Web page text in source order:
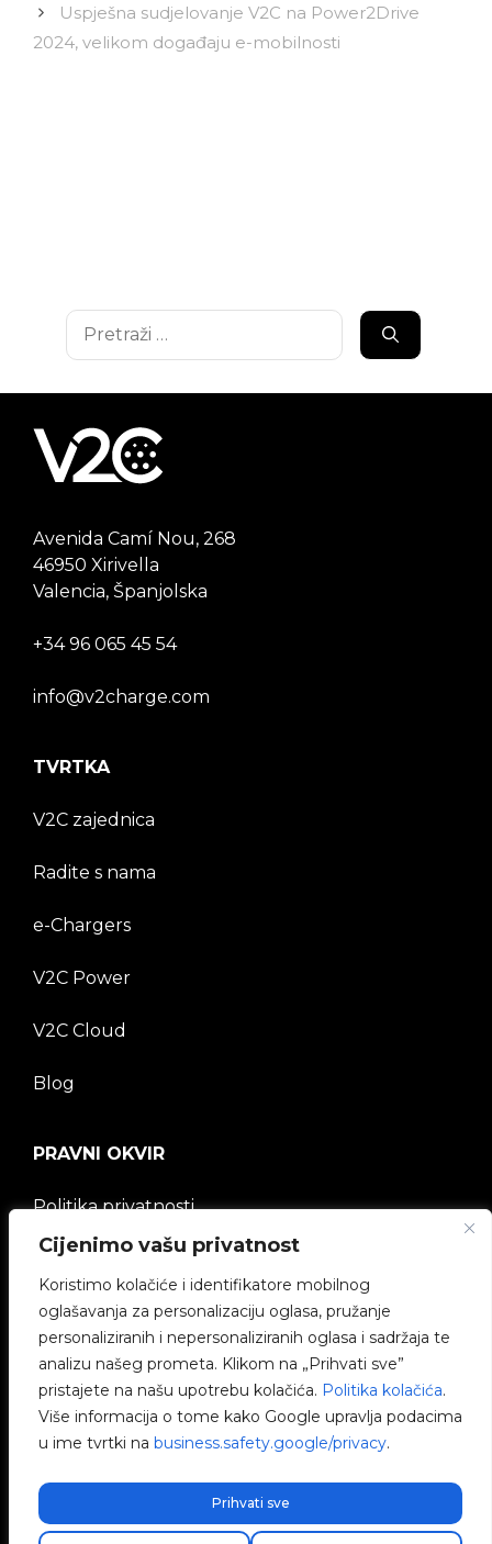
Cijenimo vašu privatnost
Koristimo kolačiće i identifikatore mobilnog
oglašavanja za personalizaciju oglasa, pružanje
personaliziranih i nepersonaliziranih oglasa i sadržaja te
analizu našeg prometa. Klikom na „Prihvati sve”
pristajete na našu upotrebu kolačića. Politika kolačića.
Više informacija o tome kako Google upravlja podacima
u ime tvrtki na business.safety.google/privacy.
Prihvati sve
Uspješna sudjelovanje V2C na Power2Drive
2024, velikom događaju e-mobilnosti
Pretraži:
Avenida Camí Nou, 268
46950 Xirivella
Valencia, Španjolska
+34 96 065 45 54
info@v2charge.com
TVRTKA
V2C zajednica
Radite s nama
e-Chargers
V2C Power
V2C Cloud
Blog
PRAVNI OKVIR
Politika privatnosti
Pravna napomena
Politika kolačića
Etički kanal
Politika kvalitete